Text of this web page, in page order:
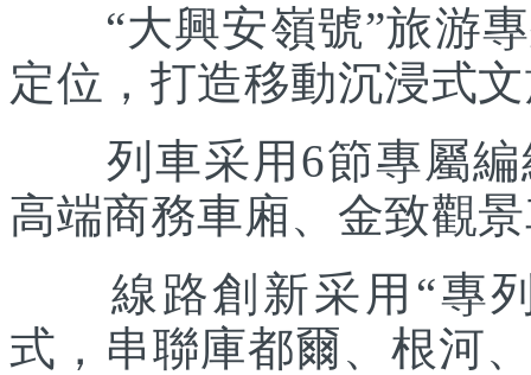
“大興安嶺號”旅游專
定位，打造移動沉浸式
列車采用6節專屬編
高端商務車廂、金致觀
線路創新采用“專列
式，串聯庫都爾、根河